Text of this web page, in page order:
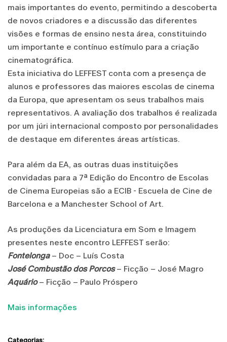
mais importantes do evento, permitindo a descoberta
de novos criadores e a discussão das diferentes
visões e formas de ensino nesta área, constituindo
um importante e contínuo estímulo para a criação
cinematográfica.
Esta iniciativa do LEFFEST conta com a presença de
alunos e professores das maiores escolas de cinema
da Europa, que apresentam os seus trabalhos mais
representativos. A avaliação dos trabalhos é realizada
por um júri internacional composto por personalidades
de destaque em diferentes áreas artísticas.
Para além da EA, as outras duas instituições
convidadas para a 7ª Edição do Encontro de Escolas
de Cinema Europeias são a ECIB - Escuela de Cine de
Barcelona e a Manchester School of Art.
As produções da Licenciatura em Som e Imagem
presentes neste encontro LEFFEST serão:
Fontelonga– Doc – Luís Costa
José Combustão dos Porcos– Ficção – José Magro
Aquário– Ficção – Paulo Próspero
Mais informações
Categorias: